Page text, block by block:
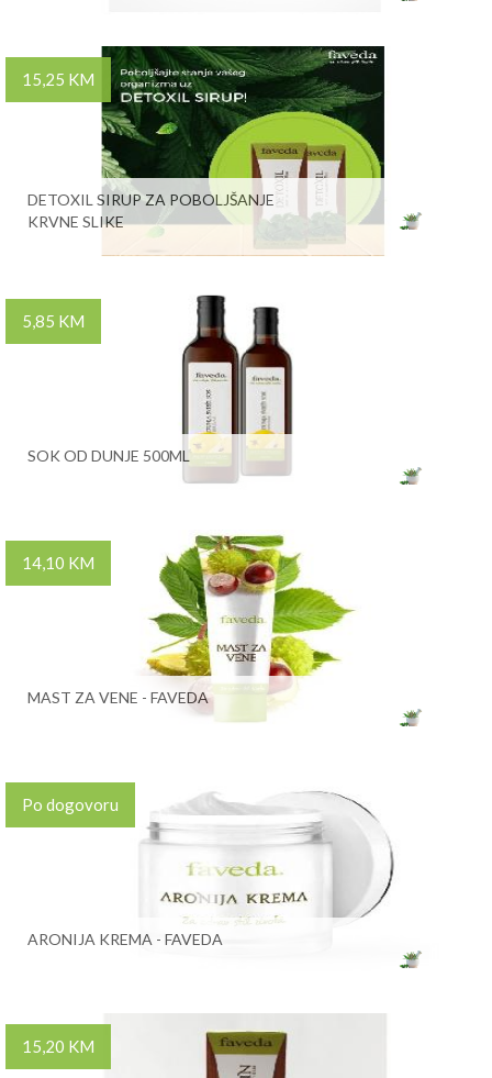
15,25 KM
DETOXIL SIRUP ZA POBOLJŠANJE
KRVNE SLIKE
5,85 KM
SOK OD DUNJE 500ML
14,10 KM
MAST ZA VENE - FAVEDA
Po dogovoru
ARONIJA KREMA - FAVEDA
15,20 KM